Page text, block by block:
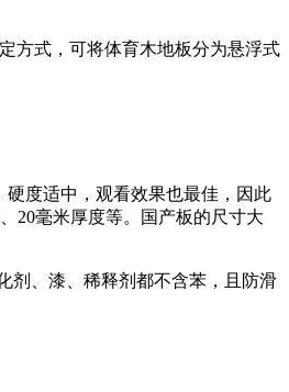
方式，可将体育木地板分为悬浮式
度适中，观看效果也最佳，因此
20毫米厚度等。国产板的尺寸大
剂、漆、稀释剂都不含苯，且防滑